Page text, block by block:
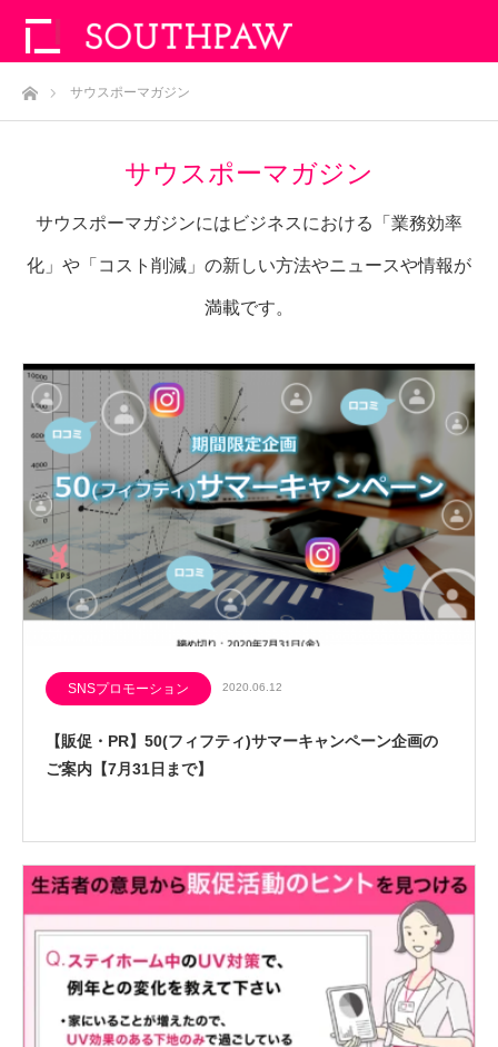
ホームサウスポーマガジン
サウスポーマガジン
サウスポーマガジンにはビジネスにおける「業務効率
化」や「コスト削減」の新しい方法やニュースや情報が
満載です。
SNSプロモーション 2020.06.12
【販促・PR】50(フィフティ)サマーキャンペーン企画の
ご案内【7月31日まで】